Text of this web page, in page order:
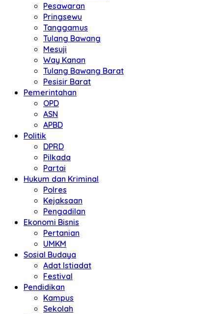
Pesawaran
Pringsewu
Tanggamus
Tulang Bawang
Mesuji
Way Kanan
Tulang Bawang Barat
Pesisir Barat
Pemerintahan
OPD
ASN
APBD
Politik
DPRD
Pilkada
Partai
Hukum dan Kriminal
Polres
Kejaksaan
Pengadilan
Ekonomi Bisnis
Pertanian
UMKM
Sosial Budaya
Adat Istiadat
Festival
Pendidikan
Kampus
Sekolah